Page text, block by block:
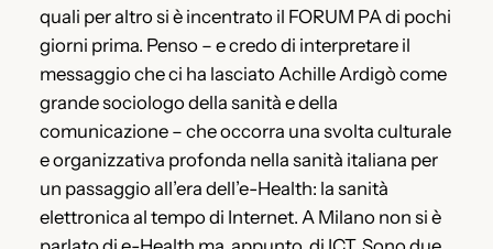
quali per altro si è incentrato il FORUM PA di pochi
giorni prima. Penso – e credo di interpretare il
messaggio che ci ha lasciato Achille Ardigò come
grande sociologo della sanità e della
comunicazione – che occorra una svolta culturale
e organizzativa profonda nella sanità italiana per
un passaggio all’era dell’e-Health: la sanità
elettronica al tempo di Internet. A Milano non si è